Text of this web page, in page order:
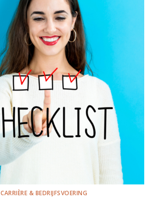
CARRIÈRE & BEDRIJFSVOERING